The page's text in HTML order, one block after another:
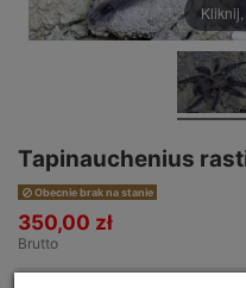
Tapinauchenius
Obecnie brak na stanie
350,00 zł
Brutto